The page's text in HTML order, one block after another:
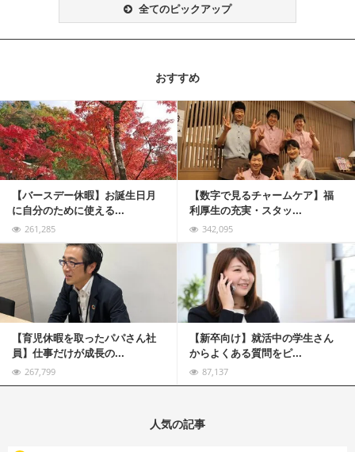
全てのピックアップ
おすすめ
【バースデー休暇】お誕生日月
に自分のために使える...
261,285
【数字で見るチャームケア】福
利厚生の充実・スタッ...
342,095
記事を読む
【育児休暇を取ったパパさん社
員】仕事だけが成長の...
267,799
【新卒向け】就活中の学生さん
からよくある質問をピ...
87,137
人気の記事